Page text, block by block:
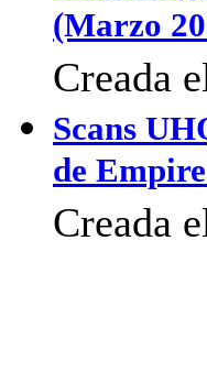
(Marzo
Creada
Scans
de
Creada